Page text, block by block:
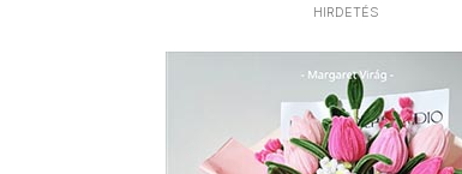
HIRDETÉS